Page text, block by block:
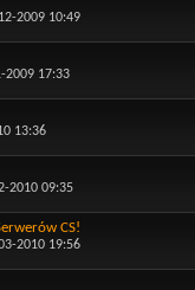
2009 10:49
2009 17:33
13:36
2010 09:35
CS!
2010 19:56